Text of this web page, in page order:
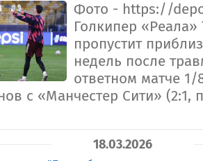
Фото - https://
Голкипер «Реала»
пропустит
недель после
ответном матче
с «Манчестер Сити» (2:1,
18.03.2026